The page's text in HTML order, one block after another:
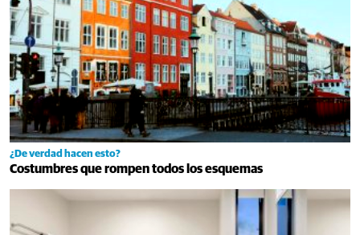
¿De verdad hacen esto?
Costumbres que rompen todos los esquemas